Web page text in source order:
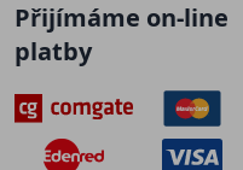
Přijímáme on-line
platby